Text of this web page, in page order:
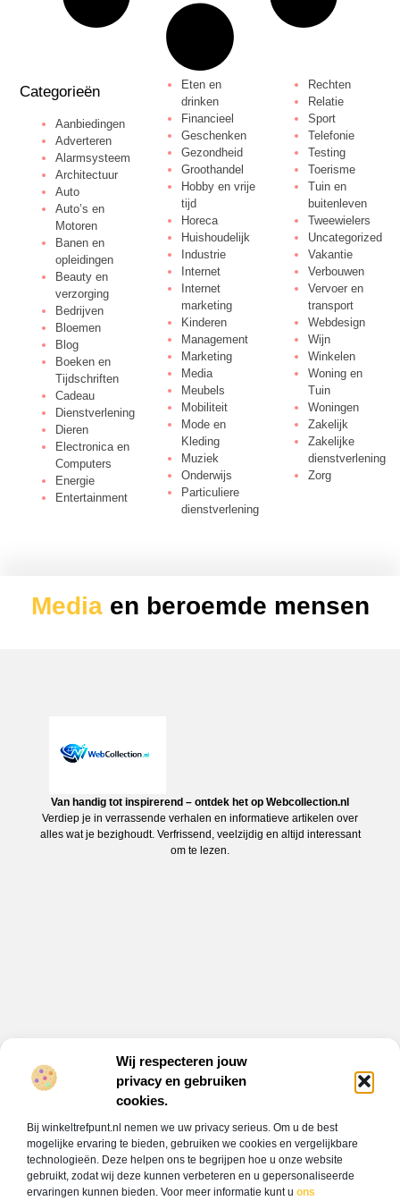
Wij respecteren jouw
privacy en gebruiken
cookies.
Bij winkeltrefpunt.nl nemen we uw privacy serieus. Om u de best
mogelijke ervaring te bieden, gebruiken we cookies en vergelijkbare
technologieën. Deze helpen ons te begrijpen hoe u onze website
gebruikt, zodat wij deze kunnen verbeteren en u gepersonaliseerde
ervaringen kunnen bieden. Voor meer informatie kunt u ons
Categorieën
Aanbiedingen
Adverteren
Alarmsysteem
Architectuur
Auto
Auto’s en
Motoren
Banen en
opleidingen
Beauty en
verzorging
Bedrijven
Bloemen
Blog
Boeken en
Tijdschriften
Cadeau
Dienstverlening
Dieren
Electronica en
Computers
Energie
Entertainment
Eten en
drinken
Financieel
Geschenken
Gezondheid
Groothandel
Hobby en vrije
tijd
Horeca
Huishoudelijk
Industrie
Internet
Internet
marketing
Kinderen
Management
Marketing
Media
Meubels
Mobiliteit
Mode en
Kleding
Muziek
Onderwijs
Particuliere
dienstverlening
Rechten
Relatie
Sport
Telefonie
Testing
Toerisme
Tuin en
buitenleven
Tweewielers
Uncategorized
Vakantie
Verbouwen
Vervoer en
transport
Webdesign
Wijn
Winkelen
Woning en
Tuin
Woningen
Zakelijk
Zakelijke
dienstverlening
Zorg
Media en beroemde mensen
Van handig tot inspirerend – ontdek het op Webcollection.nl
Verdiep je in verrassende verhalen en informatieve artikelen over
alles wat je bezighoudt. Verfrissend, veelzijdig en altijd interessant
om te lezen.
Onze informatie
Bericht categorie